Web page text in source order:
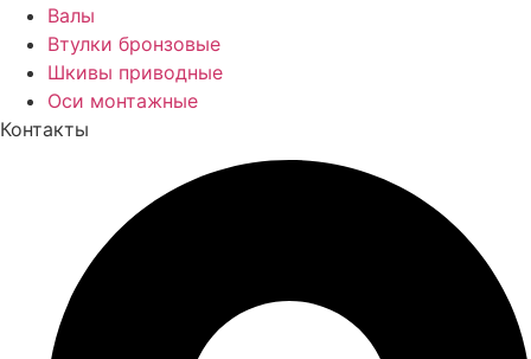
Валы
Втулки бронзовые
Шкивы приводные
Оси монтажные
Контакты